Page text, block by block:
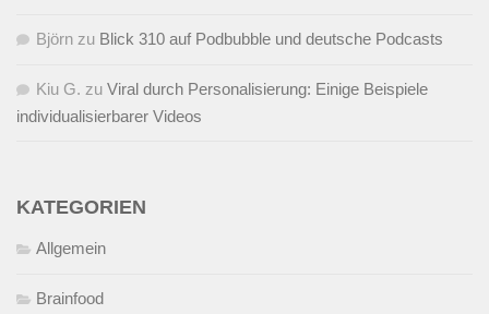
Björn zu Blick 310 auf Podbubble und deutsche Podcasts
Kiu G. zu Viral durch Personalisierung: Einige Beispiele
individualisierbarer Videos
KATEGORIEN
Allgemein
Brainfood